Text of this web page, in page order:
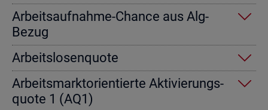
Ar­beits­auf­nah­me-Chan­ce aus Alg-
Bezug
Ar­beits­lo­sen­quo­te
Ar­beits­markt­ori­en­tier­te Ak­ti­vie­rungs­
quo­te 1 (AQ1)